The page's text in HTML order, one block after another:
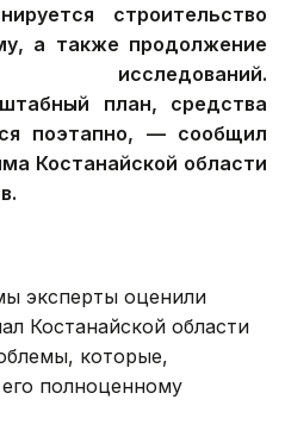
строительство
а также продолжение
исследований.
план, средства
поэтапно, — сообщил
Костанайской области
эксперты оценили
Костанайской области
которые,
полноценному